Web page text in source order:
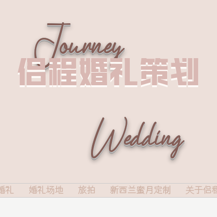
Journey
侣程婚礼策划
侣程婚礼策划
Wedding
礼 婚礼场地 旅拍 新西兰蜜月定制 关于侣